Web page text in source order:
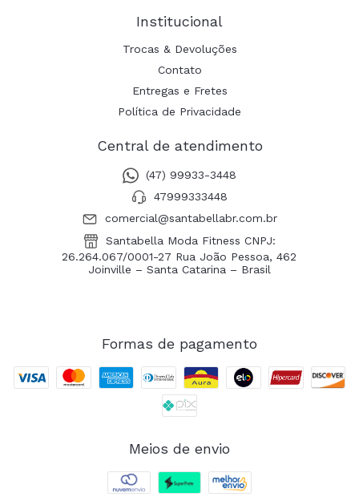
Institucional
Trocas & Devoluções
Contato
Entregas e Fretes
Política de Privacidade
Central de atendimento
(47) 99933-3448
47999333448
comercial@santabellabr.com.br
Santabella Moda Fitness CNPJ:
26.264.067/0001-27 Rua João Pessoa, 462
Joinville – Santa Catarina – Brasil
Formas de pagamento
Meios de envio